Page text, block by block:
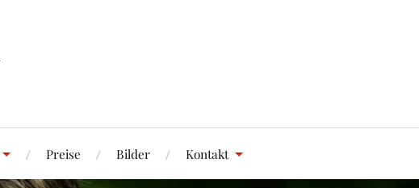
Preise Bilder Kontakt